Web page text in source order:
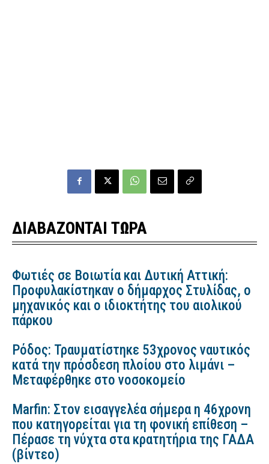
ΔΙΑΒΑΖΟΝΤΑΙ ΤΩΡΑ
Φωτιές σε Βοιωτία και Δυτική Αττική:
Προφυλακίστηκαν ο δήμαρχος Στυλίδας, ο
μηχανικός και ο ιδιοκτήτης του αιολικού
πάρκου
Ρόδος: Τραυματίστηκε 53χρονος ναυτικός
κατά την πρόσδεση πλοίου στο λιμάνι –
Μεταφέρθηκε στο νοσοκομείο
Marfin: Στον εισαγγελέα σήμερα η 46χρονη
που κατηγορείται για τη φονική επίθεση –
Πέρασε τη νύχτα στα κρατητήρια της ΓΑΔΑ
(βίντεο)